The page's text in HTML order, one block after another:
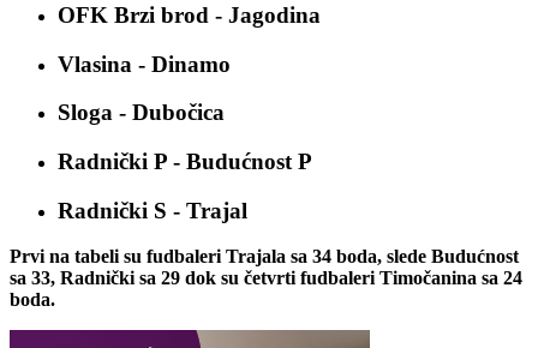
OFK Brzi brod - Jagodina
Vlasina - Dinamo
Sloga - Dubočica
Radnički P - Budućnost P
Radnički S - Trajal
Prvi na tabeli su fudbaleri Trajala sa 34 boda, slede Budućnost
sa 33, Radnički sa 29 dok su četvrti fudbaleri Timočanina sa 24
boda.